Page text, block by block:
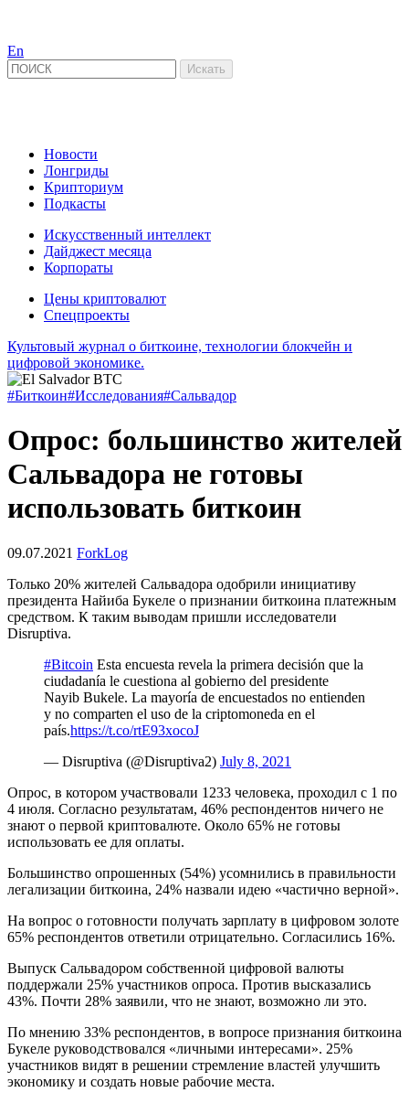
En
Новости
Лонгриды
Крипториум
Подкасты
Искусственный интеллект
Дайджест месяца
Корпораты
Цены криптовалют
Спецпроекты
Культовый журнал о биткоине, технологии блокчейн и
цифровой экономике.
#Биткоин#Исследования#Сальвадор
Опрос: большинство жителей
Сальвадора не готовы
использовать биткоин
09.07.2021 ForkLog
Только 20% жителей Сальвадора одобрили инициативу
президента Найиба Букеле о признании биткоина платежным
средством. К таким выводам пришли исследователи
Disruptiva.
#Bitcoin Esta encuesta revela la primera decisión que la
ciudadanía le cuestiona al gobierno del presidente
Nayib Bukele. La mayoría de encuestados no entienden
y no comparten el uso de la criptomoneda en el
país.https://t.co/rtE93xocoJ
— Disruptiva (@Disruptiva2) July 8, 2021
Опрос, в котором участвовали 1233 человека, проходил с 1 по
4 июля. Согласно результатам, 46% респондентов ничего не
знают о первой криптовалюте. Около 65% не готовы
использовать ее для оплаты.
Большинство опрошенных (54%) усомнились в правильности
легализации биткоина, 24% назвали идею «частично верной».
На вопрос о готовности получать зарплату в цифровом золоте
65% респондентов ответили отрицательно. Согласились 16%.
Выпуск Сальвадором собственной цифровой валюты
поддержали 25% участников опроса. Против высказались
43%. Почти 28% заявили, что не знают, возможно ли это.
По мнению 33% респондентов, в вопросе признания биткоина
Букеле руководствовался «личными интересами». 25%
участников видят в решении стремление властей улучшить
экономику и создать новые рабочие места.